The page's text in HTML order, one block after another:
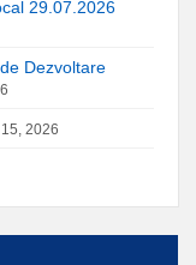
29.07.2026
Dezvoltare
2026